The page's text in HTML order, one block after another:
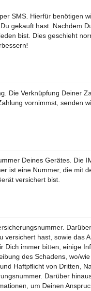
SMS. Hierfür benötigen
gekauft hast. Nachdem
bist. Dies geschieht
Die Verknüpfung Deiner
vornimmst, senden
Deines Gerätes. Die
ist eine Nummer, die mit
versichert bist.
versichert hast, sowie das
Dich immer bitten, einige
des Schadens, wo/
Haftpflicht von Dritten,
Darüber
um Deinen